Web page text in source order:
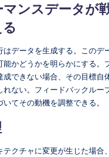
ンスデータが
はデータを生成する。このデ
能かどうかを明らかにする。
成できない場合、その目標自
れない。フィードバックルー
てその動機を調整できる。
テクチャに変更が生じた場合